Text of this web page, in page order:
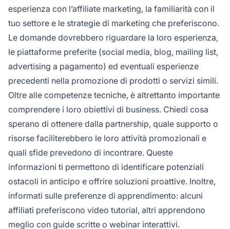
esperienza con l’affiliate marketing, la familiarità con il
tuo settore e le strategie di marketing che preferiscono.
Le domande dovrebbero riguardare la loro esperienza,
le piattaforme preferite (social media, blog, mailing list,
advertising a pagamento) ed eventuali esperienze
precedenti nella promozione di prodotti o servizi simili.
Oltre alle competenze tecniche, è altrettanto importante
comprendere i loro obiettivi di business. Chiedi cosa
sperano di ottenere dalla partnership, quale supporto o
risorse faciliterebbero le loro attività promozionali e
quali sfide prevedono di incontrare. Queste
informazioni ti permettono di identificare potenziali
ostacoli in anticipo e offrire soluzioni proattive. Inoltre,
informati sulle preferenze di apprendimento: alcuni
affiliati preferiscono video tutorial, altri apprendono
meglio con guide scritte o webinar interattivi.